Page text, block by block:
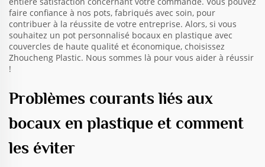
faire confiance à nos pots, fabriqués avec soin, pour
contribuer à la réussite de votre entreprise. Alors, si vous
souhaitez un pot personnalisé bocaux en plastique avec
couvercles de haute qualité et économique, choisissez
Zhoucheng Plastic. Nous sommes là pour vous aider à réussir
!
Problèmes courants liés aux
bocaux en plastique et comment
les éviter